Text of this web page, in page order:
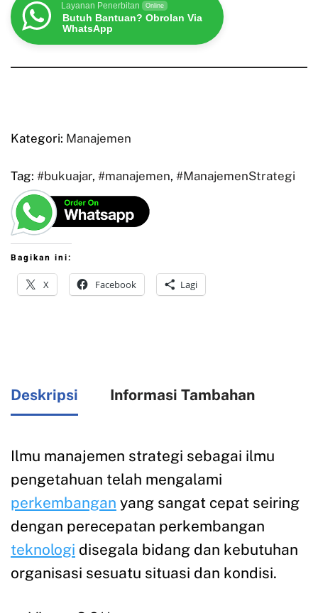
Layanan Penerbitan Online
Butuh Bantuan? Obrolan Via
WhatsApp
Kategori: Manajemen
Tag: #bukuajar, #manajemen, #ManajemenStrategi
Bagikan ini:
X Facebook Lagi
Deskripsi Informasi Tambahan
Ilmu manajemen strategi sebagai ilmu
pengetahuan telah mengalami
perkembangan yang sangat cepat seiring
dengan perecepatan perkembangan
teknologi disegala bidang dan kebutuhan
organisasi sesuatu situasi dan kondisi.